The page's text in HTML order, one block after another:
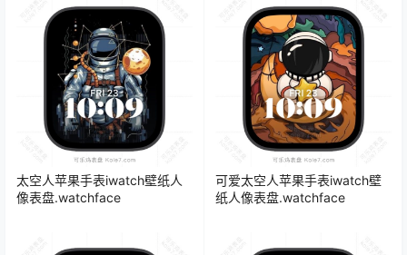
太空人苹果手表iwatch壁纸人
像表盘.watchface
可爱太空人苹果手表iwatch壁
纸人像表盘.watchface